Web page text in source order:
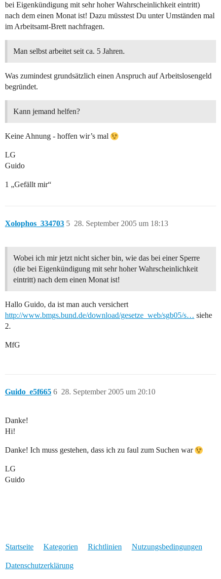
bei Eigenkündigung mit sehr hoher Wahrscheinlichkeit eintritt)
nach dem einen Monat ist! Dazu müsstest Du unter Umständen mal
im Arbeitsamt-Brett nachfragen.
Man selbst arbeitet seit ca. 5 Jahren.
Was zumindest grundsätzlich einen Anspruch auf Arbeitslosengeld
begründet.
Kann jemand helfen?
Keine Ahnung - hoffen wir’s mal
LG
Guido
1 „Gefällt mir“
Xolophos_334703 28. September 2005 um 18:13
5
Wobei ich mir jetzt nicht sicher bin, wie das bei einer Sperre
(die bei Eigenkündigung mit sehr hoher Wahrscheinlichkeit
eintritt) nach dem einen Monat ist!
Hallo Guido, da ist man auch versichert
http://www.bmgs.bund.de/download/gesetze_web/sgb05/s… siehe
2.
MfG
Guido_e5f665 28. September 2005 um 20:10
6
Danke!
Hi!
Danke! Ich muss gestehen, dass ich zu faul zum Suchen war
LG
Guido
Startseite Kategorien Richtlinien Nutzungsbedingungen
Datenschutzerklärung